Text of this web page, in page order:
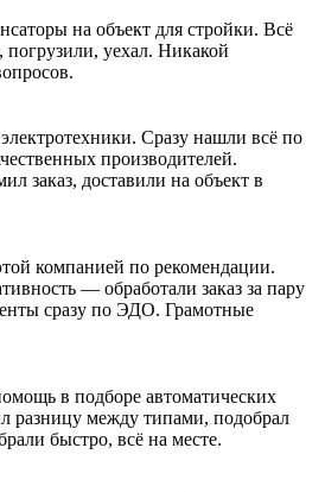
на объект для стройки. Всё
погрузили, уехал. Никакой
Сразу нашли всё по
производителей.
заказ, доставили на объект в
компанией по рекомендации.
— обработали заказ за пару
сразу по ЭДО. Грамотные
в подборе автоматических
разницу между типами, подобрал
быстро, всё на месте.